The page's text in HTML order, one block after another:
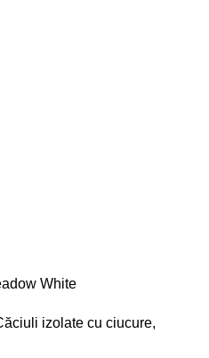
White
izolate cu ciucure,